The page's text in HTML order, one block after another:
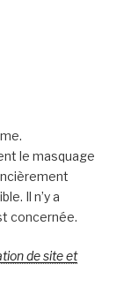
le masquage
Il n’y a
concernée.
de site et